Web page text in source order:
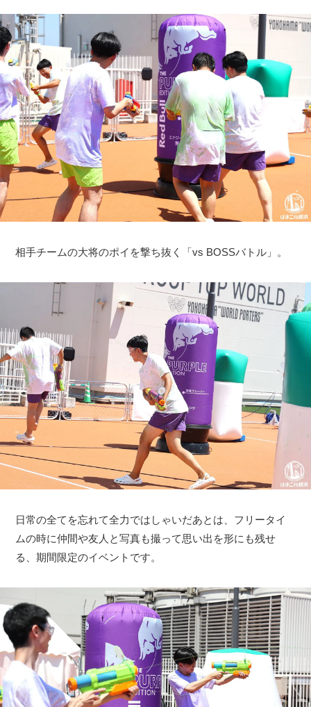
相手チームの大将のポイを撃ち抜く「vs BOSSバトル」。
日常の全てを忘れて全力ではしゃいだあとは、フリータイ
ムの時に仲間や友人と写真も撮って思い出を形にも残せ
る、期間限定のイベントです。